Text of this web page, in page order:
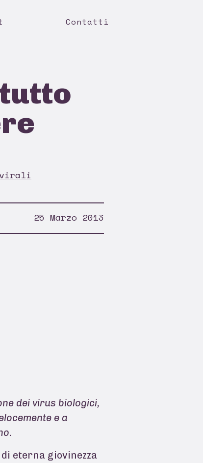
Contatti
25 Marzo 2013
dei virus biologici,
e a
eterna giovinezza